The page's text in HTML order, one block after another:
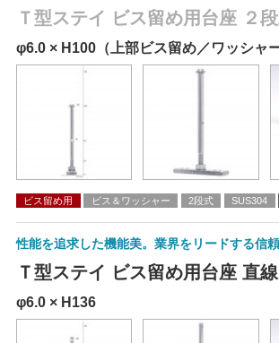
Ｔ型ステイ ビス留め用台座 ２
φ6.0 × H100（上部ビス留め／ワッシャー
ビス留め用 ビス＆ワッシャー 2段式 SUS304
性能を追求した機能美。業界をリードする信
Ｔ型ステイ ビス留め用台座 直
φ6.0 × H136